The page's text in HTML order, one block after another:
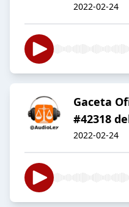
2022-02-24
Gaceta
#42318
2022-02-24